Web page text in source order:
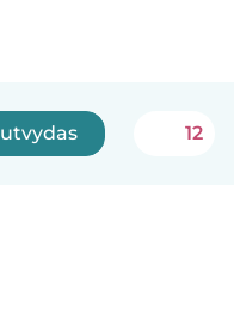
12